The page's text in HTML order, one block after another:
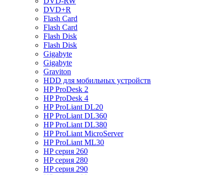
DVD+R
Flash Card
Flash Card
Flash Disk
Flash Disk
Gigabyte
Gigabyte
Graviton
HDD для мобильных устройств
HP ProDesk 2
HP ProDesk 4
HP ProLiant DL20
HP ProLiant DL360
HP ProLiant DL380
HP ProLiant MicroServer
HP ProLiant ML30
HP серия 260
HP серия 280
HP серия 290